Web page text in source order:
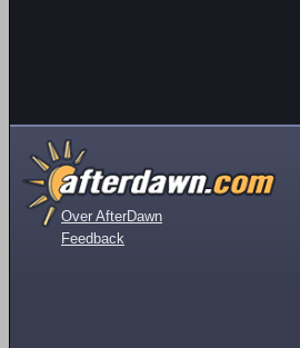
Over AfterDawn
Feedback